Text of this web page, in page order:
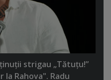
strigau „Tătuţu!”
la Rahova". Radu